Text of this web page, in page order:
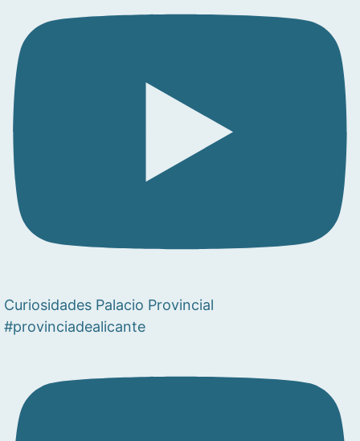
Curiosidades Palacio Provincial
#provinciadealicante